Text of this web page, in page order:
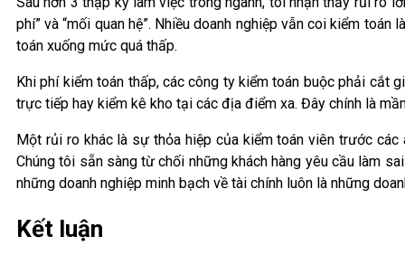
phí” và “mối quan hệ”. Nhiều doanh nghiệp vẫn coi kiểm
toán xuống mức quá thấp.
Khi phí kiểm toán thấp, các công ty kiểm toán buộc phải cắt
trực tiếp hay kiểm kê kho tại các địa điểm xa. Đây chính là
Một rủi ro khác là sự thỏa hiệp của kiểm toán viên trước
Chúng tôi sẵn sàng từ chối những khách hàng yêu cầu làm
những doanh nghiệp minh bạch về tài chính luôn là những
Kết luận